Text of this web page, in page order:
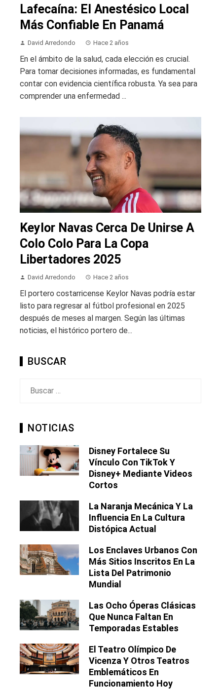
Lafecaína: El Anestésico Local
Más Confiable En Panamá
David Arredondo Hace 2 años
En el ámbito de la salud, cada elección es crucial.
Para tomar decisiones informadas, es fundamental
contar con evidencia científica robusta. Ya sea para
comprender una enfermedad ...
Keylor Navas Cerca De Unirse A
Colo Colo Para La Copa
Libertadores 2025
David Arredondo Hace 2 años
El portero costarricense Keylor Navas podría estar
listo para regresar al fútbol profesional en 2025
después de meses al margen. Según las últimas
noticias, el histórico portero de...
BUSCAR
NOTICIAS
Disney Fortalece Su
Vínculo Con TikTok Y
Disney+ Mediante Videos
Cortos
La Naranja Mecánica Y La
Influencia En La Cultura
Distópica Actual
Los Enclaves Urbanos Con
Más Sitios Inscritos En La
Lista Del Patrimonio
Mundial
Las Ocho Óperas Clásicas
Que Nunca Faltan En
Temporadas Estables
El Teatro Olímpico De
Vicenza Y Otros Teatros
Emblemáticos En
Funcionamiento Hoy